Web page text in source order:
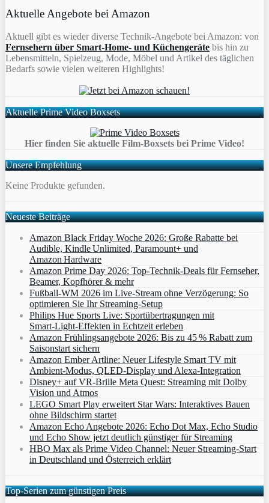
Aktuelle Angebote bei Amazon
Aktuell gibt es wieder diverse Technik-Angebote bei Amazon: von
Fernsehern über Smart-Home- und Küchengeräte bis hin zu
Lebensmitteln, Spielzeug, Mode, Möbel und Artikel des täglichen
Bedarfs sowie vielen weiteren Highlights!
Aktuelle Prime Video Boxsets
Hier finden Sie aktuelle Film-Boxsets bei Prime Video!
Unsere Empfehlung
Keine Produkte gefunden.
Neueste Beiträge
Amazon Black Friday Woche 2026: Große Rabatte bei
Audible, Kindle Unlimited, Paramount+ und
Amazon Hardware
Amazon Prime Day 2026: Top-Technik-Deals für Fernseher,
Beamer, Kopfhörer & mehr
Fußball-WM 2026 im Live-Stream ohne Verzögerung: So
optimieren Sie Ihr Streaming-Setup
Philips Hue Sports Live: Sportübertragungen mit
Smart‑Light‑Effekten in Echtzeit erleben
Amazon Frühlingsangebote 2026: Bis zu 45 % Rabatt zum
Saisonstart sichern
Amazon Ember Artline: Neuer Lifestyle Smart TV mit
Ambient‑Modus, QLED‑Display und Alexa‑Integration
Disney+ auf VR-Brille Meta Quest: Streaming mit Dolby
Vision und Atmos
LEGO Smart Play erweitert Star Wars: Interaktives Bauen
ohne Bildschirm startet
Amazon Echo Angebote 2026: Echo Dot Max, Echo Studio
und Echo Show jetzt deutlich günstiger für Streaming
HBO Max als Prime Video Channel: Neuer Streaming‑Start
in Deutschland und Österreich erklärt
Top-Serien zum günstigen Preis